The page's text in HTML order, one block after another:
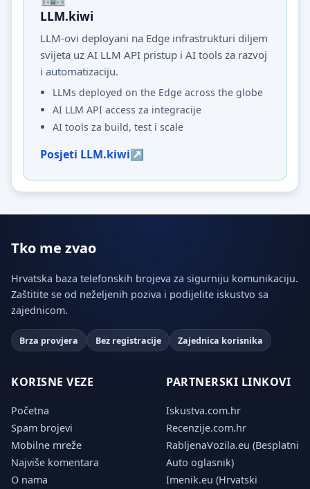
LLM.kiwi
LLM-ovi deployani na Edge infrastrukturi diljem
svijeta uz AI LLM API pristup i AI tools za razvoj
i automatizaciju.
LLMs deployed on the Edge across the globe
AI LLM API access za integracije
AI tools za build, test i scale
Posjeti LLM.kiwi
Tko me zvao
Hrvatska baza telefonskih brojeva za sigurniju komunikaciju.
Zaštitite se od neželjenih poziva i podijelite iskustvo sa
zajednicom.
Brza provjera Bez registracije Zajednica korisnika
KORISNE VEZE
Početna
Spam brojevi
Mobilne mreže
Najviše komentara
O nama
PARTNERSKI LINKOVI
Iskustva.com.hr
Recenzije.com.hr
RabljenaVozila.eu (Besplatni
Auto oglasnik)
Imenik.eu (Hrvatski